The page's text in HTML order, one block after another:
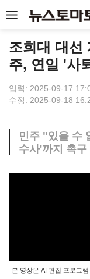
조희대 대
주, 연일 '사
입력: 2025-09-17
수정: 2025-09-18
민주 "있을 수
수사'까지 촉구
본 영상은 AI 편집 프로그